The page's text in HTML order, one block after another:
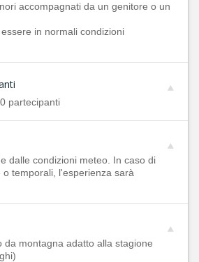
accompagnati da un genitore o un
in normali condizioni
partecipanti
dalle condizioni meteo. In caso di
temporali, l'esperienza sarà
da montagna adatto alla stagione